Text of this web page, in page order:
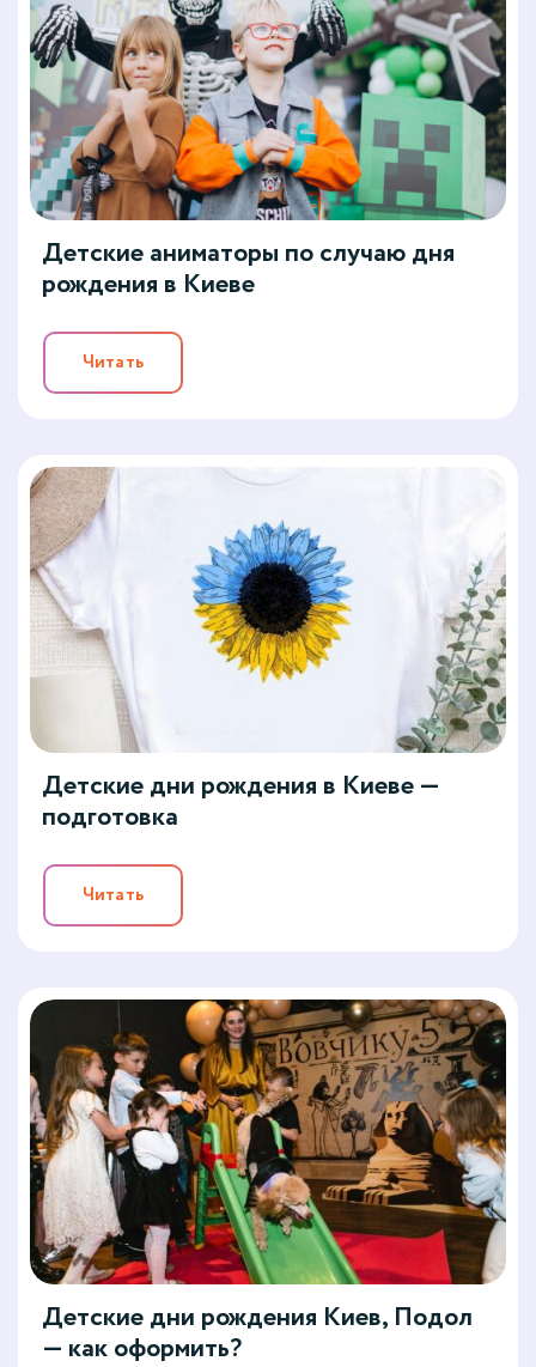
Детские аниматоры по случаю дня
рождения в Киеве
Читать
Детские дни рождения в Киеве —
подготовка
Читать
Детские дни рождения Киев, Подол
— как оформить?